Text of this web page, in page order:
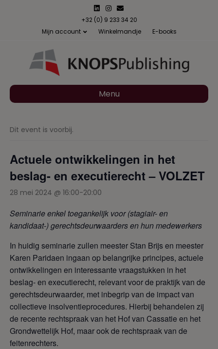
n
n
s
a
m
m
a
l
+32 (0) 9 233 34 20
Mijn account
Winkelmandje E-books
Menu
Dit event is voorbij.
Actuele ontwikkelingen in het
beslag- en executierecht – VOLZET
28 mei 2024 @ 16:00-20:00
Seminarie enkel toegankelijk voor (stagiair- en
kandidaat-) gerechtsdeurwaarders en hun medewerkers
In huidig seminarie zullen meester Stan Brijs en meester
Karen Paridaen ingaan op belangrijke principes, actuele
ontwikkelingen en interessante vraagstukken in het
beslag- en executierecht, relevant voor de praktijk van de
gerechtsdeurwaarder, met inbegrip van de impact van
collectieve insolventieprocedures. Hierbij behandelen zij
de recente rechtspraak van het Hof van Cassatie en het
Grondwettelijk Hof, maar ook de rechtspraak van de
feitenrechters.